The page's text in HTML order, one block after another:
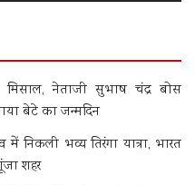
नेताजी सुभाष चंद्र बोस
बेटे का जन्मदिन
में निकली भव्य तिरंगा यात्रा, भारत
शहर